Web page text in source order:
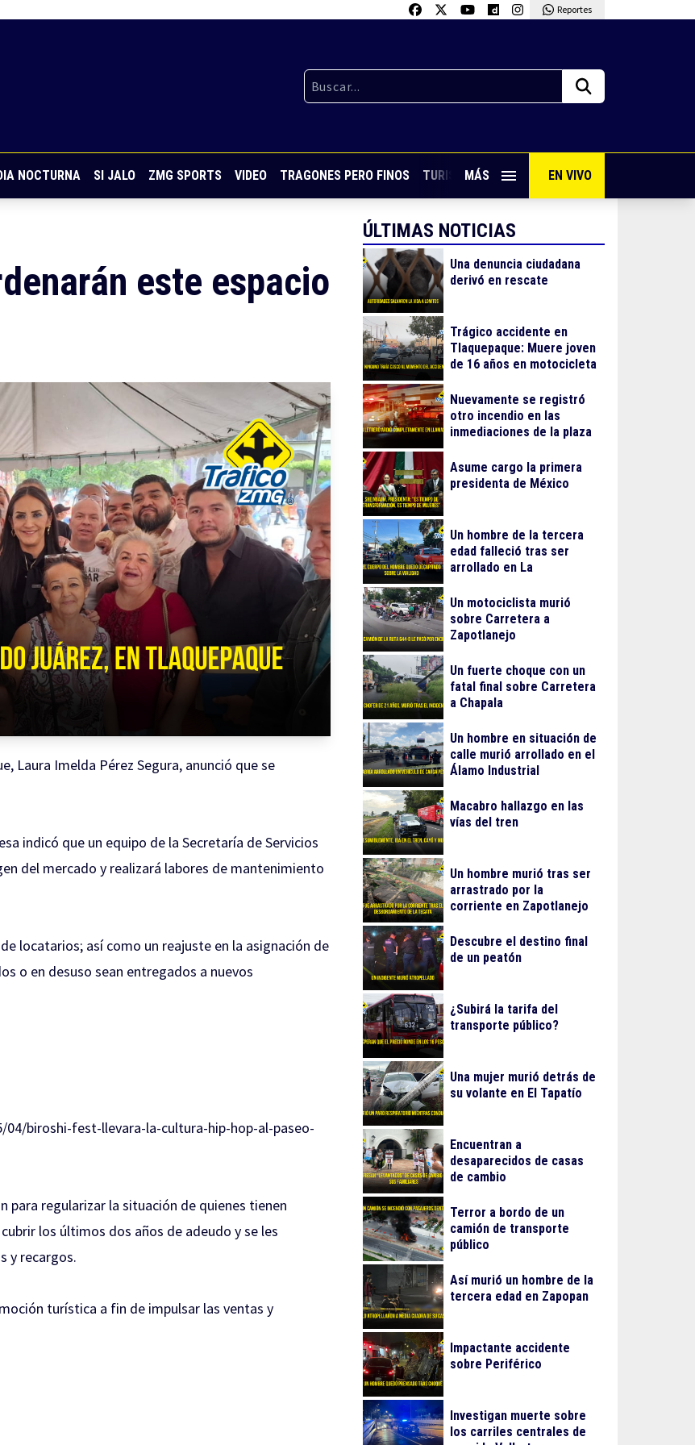
Reportes
NOCTURNA SI JALO ZMG SPORTS VIDEO TRAGONES PERO FINOS TURISMO CON SABOR VIVE PUERTO VALLARTA
MÁS EN VIVO
este espacio
Laura Imelda Pérez Segura, anunció que se
indicó que un equipo de la Secretaría de Servicios
del mercado y realizará labores de mantenimiento
locatarios; así como un reajuste en la asignación de
o en desuso sean entregados a nuevos
biroshi-fest-llevara-la-cultura-hip-hop-al-paseo-
regularizar la situación de quienes tienen
los últimos dos años de adeudo y se les
y recargos.
turística a fin de impulsar las ventas y
ÚLTIMAS NOTICIAS
Una denuncia ciudadana
derivó en rescate
Trágico accidente en
Tlaquepaque: Muere joven
de 16 años en motocicleta
Nuevamente se registró
otro incendio en las
inmediaciones de la plaza
Asume cargo la primera
presidenta de México
Un hombre de la tercera
edad falleció tras ser
arrollado en La
Un motociclista murió
sobre Carretera a
Zapotlanejo
Un fuerte choque con un
fatal final sobre Carretera
a Chapala
Un hombre en situación de
calle murió arrollado en el
Álamo Industrial
Macabro hallazgo en las
vías del tren
Un hombre murió tras ser
arrastrado por la
corriente en Zapotlanejo
Descubre el destino final
de un peatón
¿Subirá la tarifa del
transporte público?
Una mujer murió detrás de
su volante en El Tapatío
Encuentran a
desaparecidos de casas
de cambio
Terror a bordo de un
camión de transporte
público
Así murió un hombre de la
tercera edad en Zapopan
Impactante accidente
sobre Periférico
Investigan muerte sobre
los carriles centrales de